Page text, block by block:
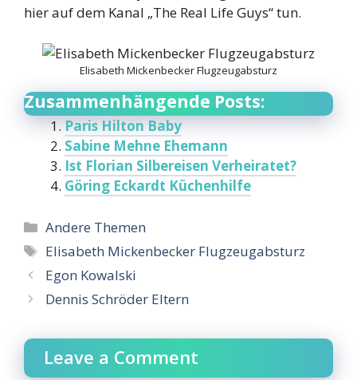
hier auf dem Kanal „The Real Life Guys“ tun.
Elisabeth Mickenbecker Flugzeugabsturz
Zusammenhängende Posts:
Paris Hilton Baby
Sabine Mehne Ehemann
Ist Florian Silbereisen Verheiratet?
Göring Eckardt Küchenhilfe
Categories
Andere Themen
Tags
Elisabeth Mickenbecker Flugzeugabsturz
Egon Kowalski
Dennis Schröder Eltern
Leave a Comment